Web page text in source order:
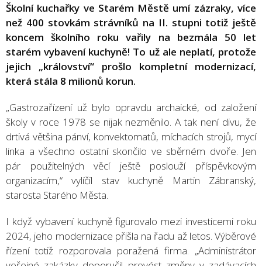
Školní kuchařky ve Starém Městě umí zázraky, více
než 400 stovkám strávníků na II. stupni totiž ještě
koncem školního roku vařily na bezmála 50 let
starém vybavení kuchyně! To už ale neplatí, protože
jejich „království“ prošlo kompletní modernizací,
která stála 8 milionů korun.
„Gastrozařízení už bylo opravdu archaické, od založení
školy v roce 1978 se nijak nezměnilo. A tak není divu, že
drtivá většina pánví, konvektomatů, míchacích strojů, mycí
linka a všechno ostatní skončilo ve sběrném dvoře. Jen
pár použitelných věcí ještě poslouží příspěvkovým
organizacím,“ vylíčil stav kuchyně Martin Zábranský,
starosta Starého Města.
I když vybavení kuchyně figurovalo mezi investicemi roku
2024, jeho modernizace přišla na řadu až letos. Výběrové
řízení totiž rozporovala poražená firma. „Administrátor